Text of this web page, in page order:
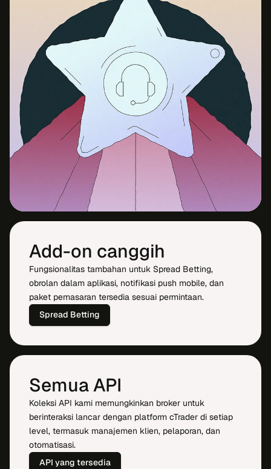
Add-on canggih
Fungsionalitas tambahan untuk Spread Betting,
obrolan dalam aplikasi, notifikasi push mobile, dan
paket pemasaran tersedia sesuai permintaan.
Spread Betting
Semua API
Koleksi API kami memungkinkan broker untuk
berinteraksi lancar dengan platform cTrader di setiap
level, termasuk manajemen klien, pelaporan, dan
otomatisasi.
API yang tersedia